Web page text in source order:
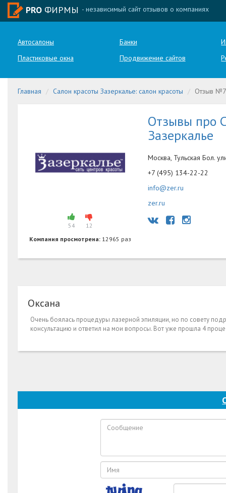
PRO ФИРМЫ - независимый сайт отзывов о компаниях
Автосалоны Банки
Пластиковые окна
Продвижение сайтов
Главная Салон красоты Зазеркалье: салон красоты Отзыв
54
12
Компания просмотрена: 12965 раз
Отзывы про
Зазеркалье
Москва, Тульская Бол.
+7 (495) 134-22-22
info@zer.ru
zer.ru
Оксана
Очень боялась процедуры лазерной эпиляции, но по совету
консультацию и ответил на мои вопросы. Вот уже прошла 4